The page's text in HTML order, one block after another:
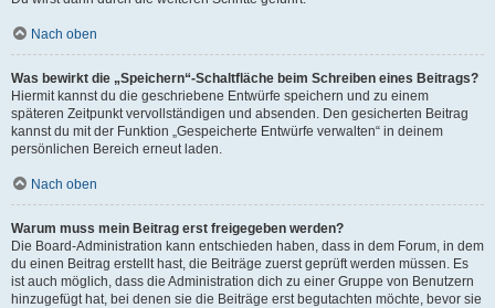
Nach oben
Was bewirkt die „Speichern“-Schaltfläche beim Schreiben eines Beitrags?
Hiermit kannst du die geschriebene Entwürfe speichern und zu einem
späteren Zeitpunkt vervollständigen und absenden. Den gesicherten Beitrag
kannst du mit der Funktion „Gespeicherte Entwürfe verwalten“ in deinem
persönlichen Bereich erneut laden.
Nach oben
Warum muss mein Beitrag erst freigegeben werden?
Die Board-Administration kann entschieden haben, dass in dem Forum, in dem
du einen Beitrag erstellt hast, die Beiträge zuerst geprüft werden müssen. Es
ist auch möglich, dass die Administration dich zu einer Gruppe von Benutzern
hinzugefügt hat, bei denen sie die Beiträge erst begutachten möchte, bevor sie